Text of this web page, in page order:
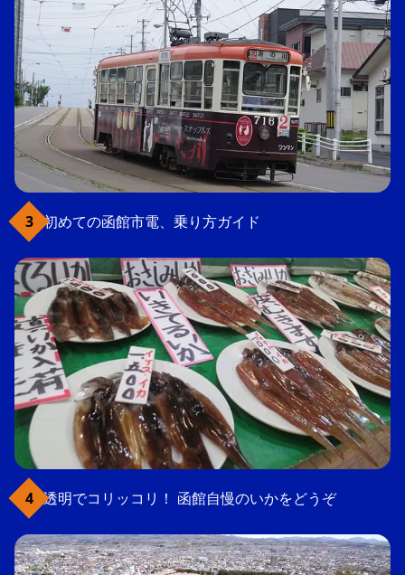
初めての函館市電、乗り方ガイド
透明でコリッコリ！ 函館自慢のいかをどうぞ